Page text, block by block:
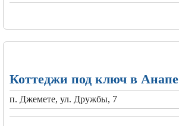
Коттеджи под ключ в Анапе
п. Джемете, ул. Дружбы, 7